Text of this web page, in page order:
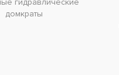
гидравлические
домкраты